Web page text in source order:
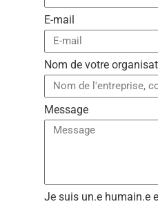
E-mail
Nom de votre
Message
Je suis un.e humain.e